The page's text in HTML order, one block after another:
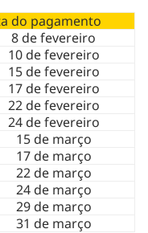
do pagamento
8 de fevereiro
10 de fevereiro
15 de fevereiro
17 de fevereiro
22 de fevereiro
24 de fevereiro
15 de março
17 de março
22 de março
24 de março
29 de março
31 de março